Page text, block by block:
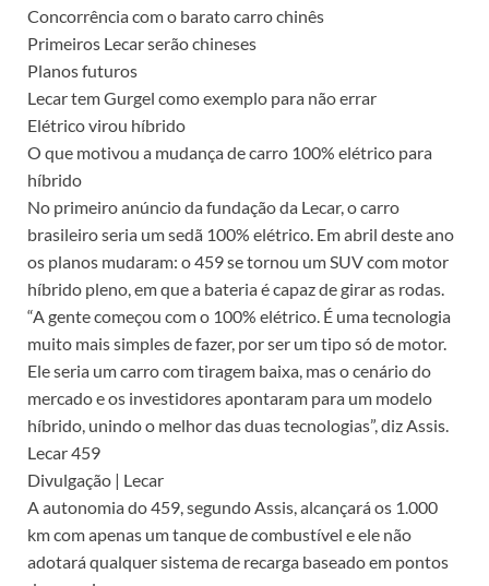
Concorrência com o barato carro chinês
Primeiros Lecar serão chineses
Planos futuros
Lecar tem Gurgel como exemplo para não errar
Elétrico virou híbrido
O que motivou a mudança de carro 100% elétrico para
híbrido
No primeiro anúncio da fundação da Lecar, o carro
brasileiro seria um sedã 100% elétrico. Em abril deste ano
os planos mudaram: o 459 se tornou um SUV com motor
híbrido pleno, em que a bateria é capaz de girar as rodas.
“A gente começou com o 100% elétrico. É uma tecnologia
muito mais simples de fazer, por ser um tipo só de motor.
Ele seria um carro com tiragem baixa, mas o cenário do
mercado e os investidores apontaram para um modelo
híbrido, unindo o melhor das duas tecnologias”, diz Assis.
Lecar 459
Divulgação | Lecar
A autonomia do 459, segundo Assis, alcançará os 1.000
km com apenas um tanque de combustível e ele não
adotará qualquer sistema de recarga baseado em pontos